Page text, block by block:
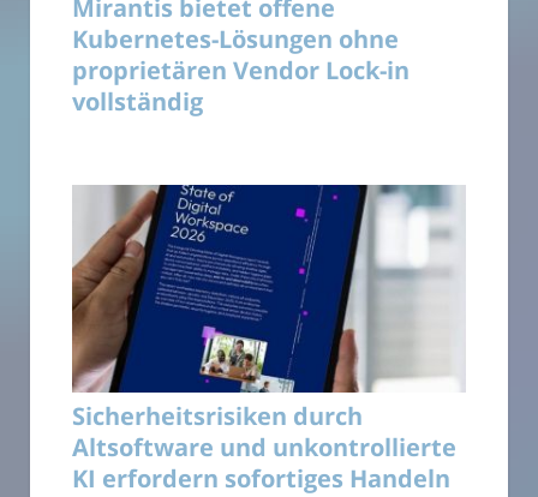
Mirantis bietet offene
Kubernetes-Lösungen ohne
proprietären Vendor Lock-in
vollständig
Sicherheitsrisiken durch
Altsoftware und unkontrollierte
KI erfordern sofortiges Handeln